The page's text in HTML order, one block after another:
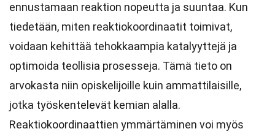
ennustamaan reaktion nopeutta ja suuntaa. Kun
tiedetään, miten reaktiokoordinaatit toimivat,
voidaan kehittää tehokkaampia katalyyttejä ja
optimoida teollisia prosesseja. Tämä tieto on
arvokasta niin opiskelijoille kuin ammattilaisille,
jotka työskentelevät kemian alalla.
Reaktiokoordinaattien ymmärtäminen voi myös